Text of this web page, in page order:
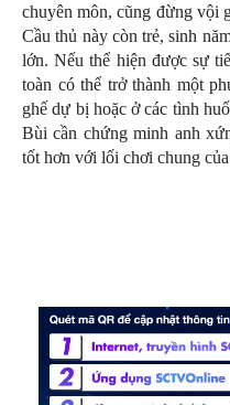
chuyên môn, cũng đừng vội
Cầu thủ này còn trẻ, sinh
lớn. Nếu thể hiện được sự
toàn có thể trở thành một
ghế dự bị hoặc ở các tình
Bùi cần chứng minh anh
tốt hơn với lối chơi chung